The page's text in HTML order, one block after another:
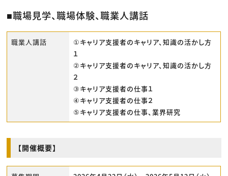
■職場見学、職場体験、職業人講話
職業人講話
①キャリア支援者のキャリア、知識の活かし方
１
②キャリア支援者のキャリア、知識の活かし方
２
③キャリア支援者の仕事１
④キャリア支援者の仕事２
⑤キャリア支援者の仕事、業界研究
【開催概要】